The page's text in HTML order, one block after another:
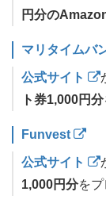
円分の
マリタイムバ
公式サイト
ト券1,000円分
Funvest
公式サイト
1,000円分をプ